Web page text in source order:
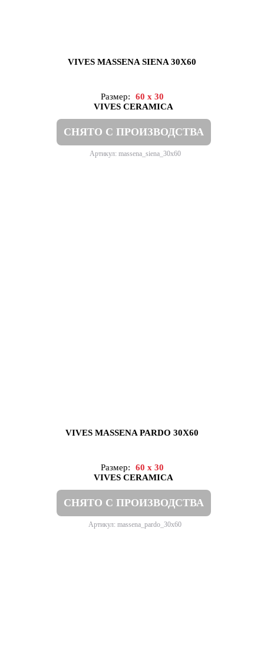
VIVES MASSENA SIENA 30X60
Размер:
60 x 30
VIVES CERAMICA
СНЯТО С ПРОИЗВОДСТВА
Артикул: massena_siena_30x60
VIVES MASSENA PARDO 30X60
Размер:
60 x 30
VIVES CERAMICA
СНЯТО С ПРОИЗВОДСТВА
Артикул: massena_pardo_30x60